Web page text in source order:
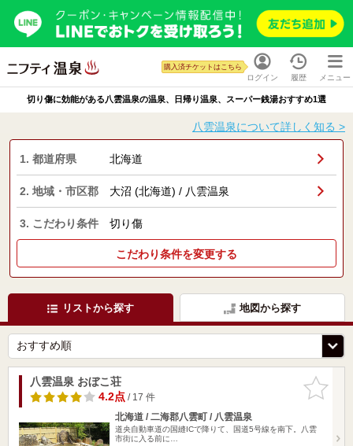
ログイン
購入済チケットはこちら
履歴 メニュー
切り傷に効能がある八雲温泉の温泉、日帰り温泉、スーパー銭湯おすすめ1選
八雲温泉について詳しく知る >
1. 都道府県 北海道
2. 地域・市区郡 大沼 (北海道) / 八雲温泉
3. こだわり条件 切り傷
こだわり条件を変更する
リストから探す 地図から探す
お気に入
りに追加
八雲温泉 おぼこ荘
4.2点/ 17 件
北海道 / 二海郡八雲町 / 八雲温泉
道央自動車道の国縫ICで降りて、国道5号線を南下。八雲
市街に入る前に…